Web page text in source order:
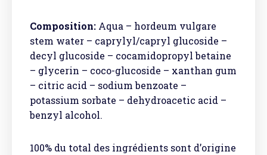
Composition: Aqua – hordeum vulgare
stem water – caprylyl/capryl glucoside –
decyl glucoside – cocamidopropyl betaine
– glycerin – coco-glucoside – xanthan gum
– citric acid – sodium benzoate –
potassium sorbate – dehydroacetic acid –
benzyl alcohol.
100% du total des ingrédients sont d’origine